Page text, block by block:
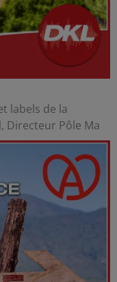
labels de la
Directeur Pôle Ma